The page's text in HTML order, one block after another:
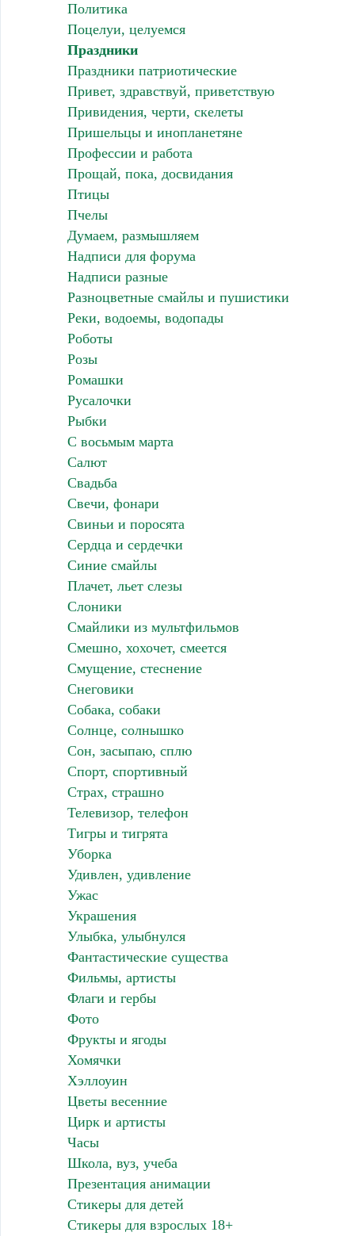
Политика
Поцелуи, целуемся
Праздники
Праздники патриотические
Привет, здравствуй, приветствую
Привидения, черти, скелеты
Пришельцы и инопланетяне
Профессии и работа
Прощай, пока, досвидания
Птицы
Пчелы
Думаем, размышляем
Надписи для форума
Надписи разные
Разноцветные смайлы и пушистики
Реки, водоемы, водопады
Роботы
Розы
Ромашки
Русалочки
Рыбки
С восьмым марта
Салют
Свадьба
Свечи, фонари
Свиньи и поросята
Сердца и сердечки
Синие смайлы
Плачет, льет слезы
Слоники
Смайлики из мультфильмов
Смешно, хохочет, смеется
Смущение, стеснение
Снеговики
Собака, собаки
Солнце, солнышко
Сон, засыпаю, сплю
Спорт, спортивный
Страх, страшно
Телевизор, телефон
Тигры и тигрята
Уборка
Удивлен, удивление
Ужас
Украшения
Улыбка, улыбнулся
Фантастические существа
Фильмы, артисты
Флаги и гербы
Фото
Фрукты и ягоды
Хомячки
Хэллоуин
Цветы весенние
Цирк и артисты
Часы
Школа, вуз, учеба
Презентация анимации
Стикеры для детей
Стикеры для взрослых 18+